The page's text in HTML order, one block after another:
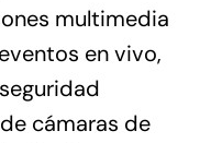
multimedia
en vivo,
cámaras de